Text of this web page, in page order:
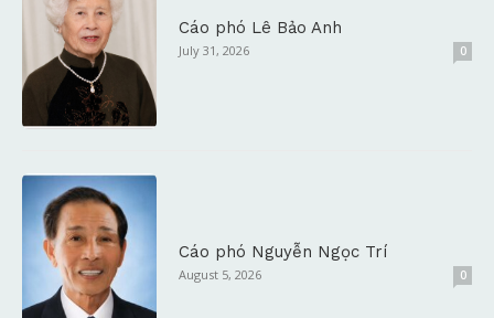
Cáo phó Lê Bảo Anh
July 31, 2026 0
Cáo phó Nguyễn Ngọc Trí
August 5, 2026 0